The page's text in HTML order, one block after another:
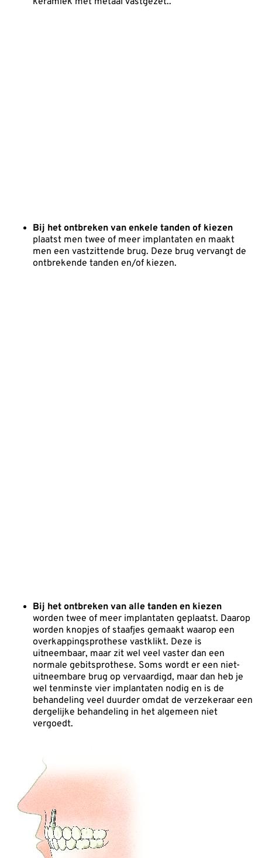
Bij het ontbreken van enkele tanden of kiezen
plaatst men twee of meer implantaten en maakt
men een vastzittende brug. Deze brug vervangt de
ontbrekende tanden en/of kiezen.
Bij het ontbreken van alle tanden en kiezen
worden twee of meer implantaten geplaatst. Daarop
worden knopjes of staafjes gemaakt waarop een
overkappingsprothese vastklikt. Deze is
uitneembaar, maar zit wel veel vaster dan een
normale gebitsprothese. Soms wordt er een niet-
uitneembare brug op vervaardigd, maar dan heb je
wel tenminste vier implantaten nodig en is de
behandeling veel duurder omdat de verzekeraar een
dergelijke behandeling in het algemeen niet
vergoedt.